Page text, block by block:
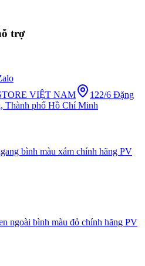
trợ
VIỆT NAM
122/6 Đặng
Thành phố Hồ Chí Minh
bình màu xám chính hãng PV
ngoài bình màu đỏ chính hãng PV